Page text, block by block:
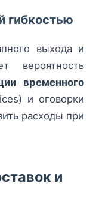
гибкостью
выхода и
вероятность
временного
и оговорки
расходы при
и